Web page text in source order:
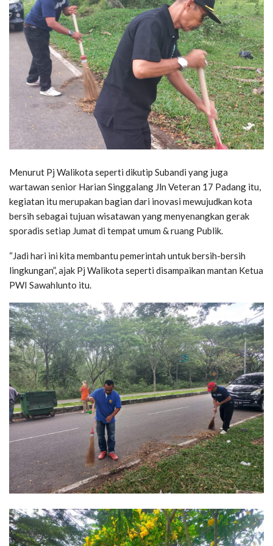
Menurut Pj Walikota seperti dikutip Subandi yang juga
wartawan senior Harian Singgalang Jln Veteran 17 Padang itu,
kegiatan itu merupakan bagian dari inovasi mewujudkan kota
bersih sebagai tujuan wisatawan yang menyenangkan gerak
sporadis setiap Jumat di tempat umum & ruang Publik.
“Jadi hari ini kita membantu pemerintah untuk bersih-bersih
lingkungan”, ajak Pj Walikota seperti disampaikan mantan Ketua
PWI Sawahlunto itu.